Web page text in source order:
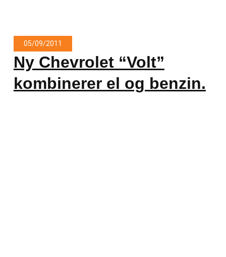
05/09/2011
Ny Chevrolet “Volt”
kombinerer el og benzin.